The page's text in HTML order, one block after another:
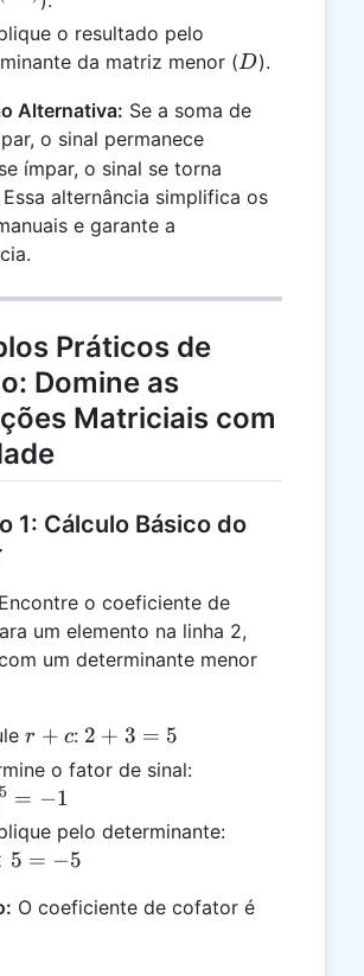
o resultado pelo
da matriz menor (D
D).
Alternativa: Se a soma de
o sinal permanece
ímpar, o sinal se torna
alternância simplifica os
e garante a
Práticos de
Domine as
Matriciais com
1: Cálculo Básico do
Encontre o coeficiente de
um elemento na linha 2,
um determinante menor
r
+
r + c: 2
+
5
2 + 3 = 5
o fator de sinal:
5 = −1
pelo determinante:
5 = −5
O coeficiente de cofator é